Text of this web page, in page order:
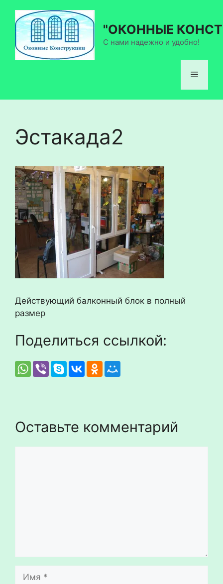
содержимому
"ОКОННЫЕ
С нами надежно и удобно!
Меню
Эстакада2
Действующий балконный блок в полный
размер
Поделиться ссылкой:
Оставьте комментарий
Имя